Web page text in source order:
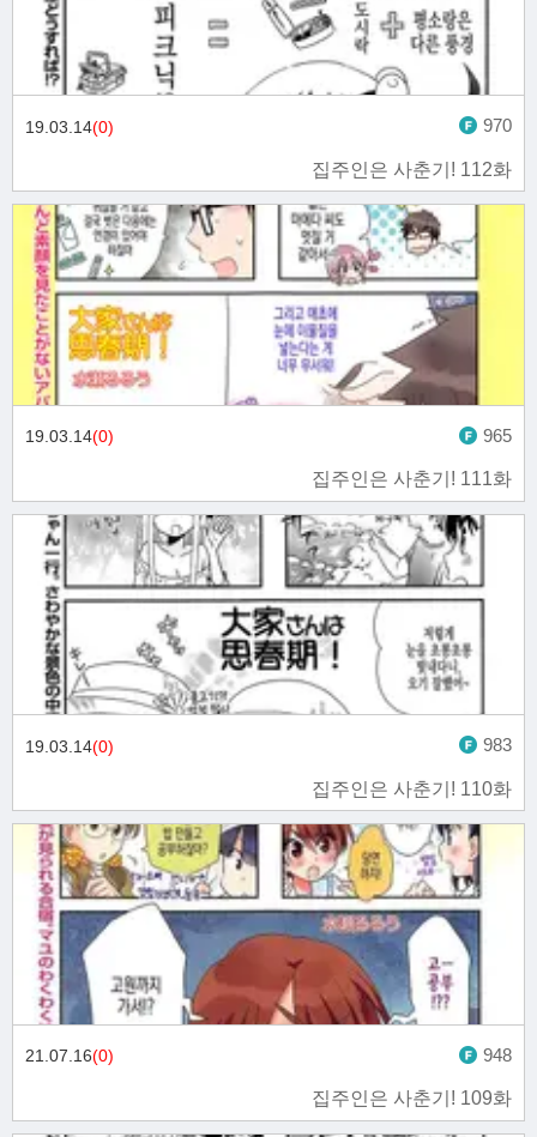
집주인은 사춘기! 112화
19.03.14(0) 970
집주인은 사춘기! 111화
19.03.14(0) 965
집주인은 사춘기! 110화
19.03.14(0) 983
집주인은 사춘기! 109화
21.07.16(0) 948